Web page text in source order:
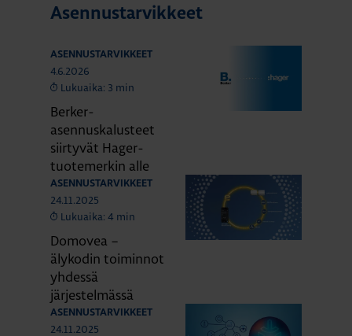
Asennustarvikkeet
ASENNUSTARVIKKEET
4.6.2026
Lukuaika: 3 min
Berker-
asennuskalusteet
siirtyvät Hager-
tuotemerkin alle
ASENNUSTARVIKKEET
24.11.2025
Lukuaika: 4 min
Domovea –
älykodin toiminnot
yhdessä
järjestelmässä
ASENNUSTARVIKKEET
24.11.2025